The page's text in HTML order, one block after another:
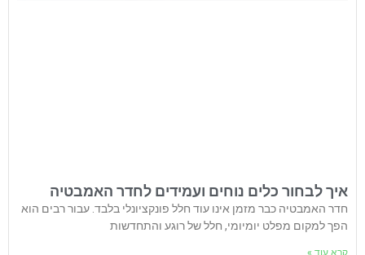
איך לבחור כלים נוחים ועמידים לחדר האמבטיה
חדר האמבטיה כבר מזמן אינו עוד חלל פונקציונלי בלבד. עבור רבים הוא
הפך למקום מפלט יומיומי, חלל של רוגע והתחדשות
קרא עוד »